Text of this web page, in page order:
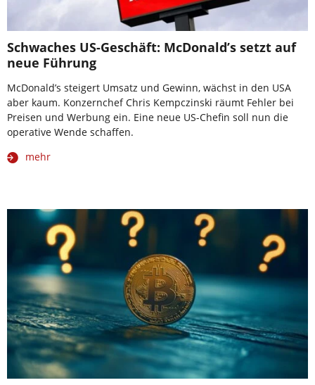
Schwaches US-Geschäft: McDonald’s setzt auf
neue Führung
McDonald’s steigert Umsatz und Gewinn, wächst in den USA
aber kaum. Konzernchef Chris Kempczinski räumt Fehler bei
Preisen und Werbung ein. Eine neue US-Chefin soll nun die
operative Wende schaffen.
mehr